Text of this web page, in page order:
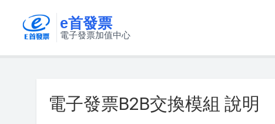
e首發票
電子發票加值中心
電子發票B2B交換模組 說明